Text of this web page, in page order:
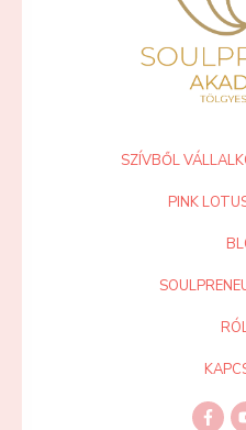
SZÍVBŐL
PINK